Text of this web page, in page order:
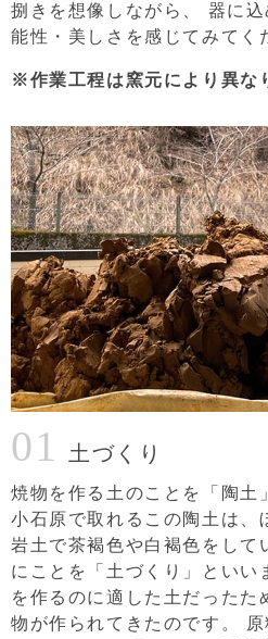
捌きを想像しながら、
器に
能性・美しさを感じてみてく
※作業工程は窯元により異な
01 土づくり
焼物を作る土のことを「陶土
小石原で取れるこの陶土は、
岩土で茶褐色や白褐色をして
にことを「土づくり」といい
を作るのに適した土だったた
物が作られてきたのです。